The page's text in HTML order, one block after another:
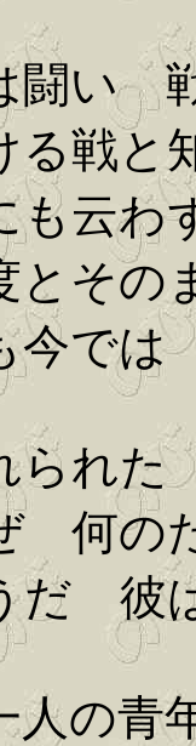
い 戦
戦と
云わ
その
では
れた
のた
彼は
人の青